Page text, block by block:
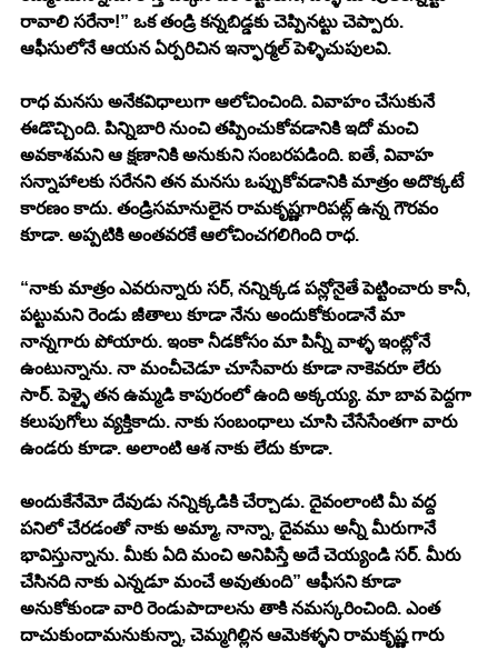
రావాలి సరేనా!” ఒక తండ్రి కన్నబిడ్డకు చెప్పినట్టు చెప్పారు.
ఆఫీసులోనే ఆయన ఏర్పరిచిన ఇన్ఫార్మల్ పెళ్ళిచుపులవి.
రాధ మనసు అనేకవిధాలుగా ఆలోచించింది. వివాహం చేసుకునే
ఈడొచ్చింది. పిన్నిబారి నుంచి తప్పించుకోవడానికి ఇదో మంచి
అవకాశమని ఆ క్షణానికి అనుకుని సంబరపడింది. ఐతే, వివాహ
సన్నాహాలకు సరేనని తన మనసు ఒప్పుకోవడానికి మాత్రం అదొక్కటే
కారణం కాదు. తండ్రిసమానులైన రామకృష్ణగారిపట్ల్ ఉన్న గౌరవం
కూడా. అప్పటికి అంతవరకే ఆలోచించగలిగింది రాధ.
“నాకు మాత్రం ఎవరున్నారు సర్, నన్నిక్కడ పన్లోనైతే పెట్టించారు కానీ,
పట్టుమని రెండు జీతాలు కూడా నేను అందుకోకుండానే మా
నాన్నగారు పోయారు. ఇంకా నీడకోసం మా పిన్నీ వాళ్ళ ఇంట్లోనే
ఉంటున్నాను. నా మంచీచెడూ చూసేవారు కూడా నాకెవరూ లేరు
సార్. పెళ్ళై తన ఉమ్మడి కాపురంలో ఉంది అక్కయ్య. మా బావ పెద్దగా
కలుపుగోలు వ్యక్తికాదు. నాకు సంబంధాలు చూసి చేసేసేంతగా వారు
ఉండరు కూడా. అలాంటి ఆశ నాకు లేదు కూడా.
అందుకేనేమో దేవుడు నన్నిక్కడికి చేర్చాడు. దైవంలాంటి మీ వద్ద
పనిలో చేరడంతో నాకు అమ్మా, నాన్నా, దైవము అన్నీ మీరుగానే
భావిస్తున్నాను. మీకు ఏది మంచి అనిపిస్తే అదే చెయ్యండి సర్. మీరు
చేసినది నాకు ఎన్నడూ మంచే అవుతుంది” ఆఫీసని కూడా
అనుకోకుండా వారి రెండుపాదాలను తాకి నమస్కరించింది. ఎంత
దాచుకుందామనుకున్నా, చెమ్మగిల్లిన ఆమెకళ్ళని రామకృష్ణ గారు